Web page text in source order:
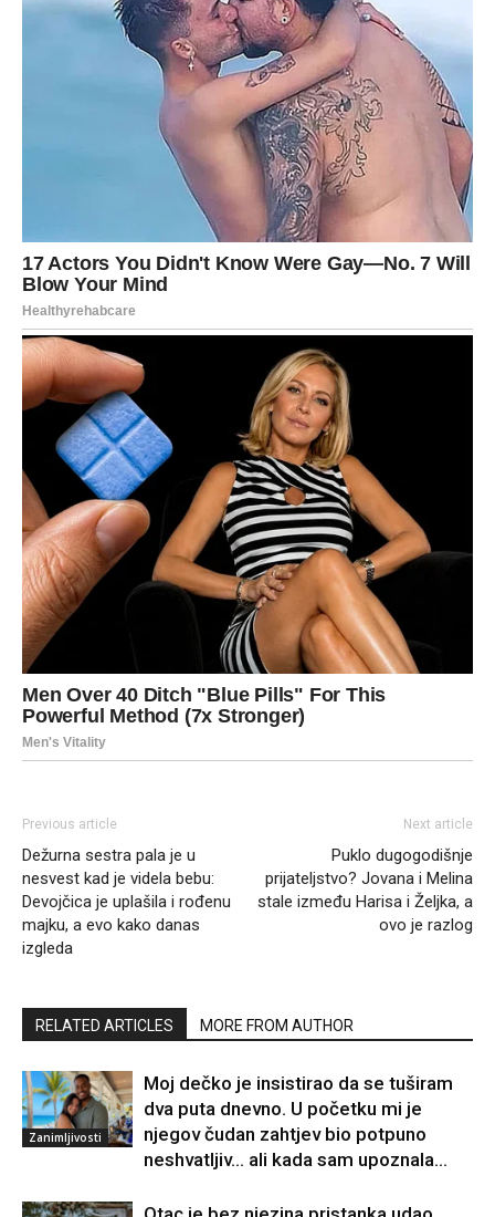
Previous article
Dežurna sestra pala je u
nesvest kad je videla bebu:
Devojčica je uplašila i rođenu
majku, a evo kako danas
izgleda
Next article
Puklo dugogodišnje
prijateljstvo? Jovana i Melina
stale između Harisa i Željka, a
ovo je razlog
RELATED ARTICLES MORE FROM AUTHOR
Zanimljivosti
Moj dečko je insistirao da se tuširam
dva puta dnevno. U početku mi je
njegov čudan zahtjev bio potpuno
neshvatljiv… ali kada sam upoznala...